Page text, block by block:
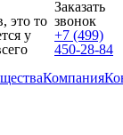
это то
у
Заказать
звонок
+7 (499)
450-28-84
Компания